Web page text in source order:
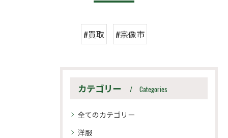
#買取 #宗像市
カテゴリー Categories
全てのカテゴリー
洋服